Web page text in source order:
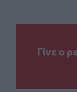
Γίνε ο